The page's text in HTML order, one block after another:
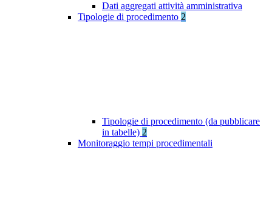
Dati aggregati attività amministrativa
Tipologie di procedimento 2
Tipologie di procedimento (da pubblicare
in tabelle) 2
Monitoraggio tempi procedimentali